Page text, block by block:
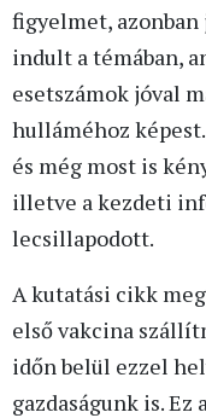
figyelmet, azonban
indult a témában,
esetszámok jóval
hulláméhoz
és még most is
illetve a kezdeti
lecsillapodott.
A kutatási cikk
első vakcina
időn belül ezzel
gazdaságunk is. Ez